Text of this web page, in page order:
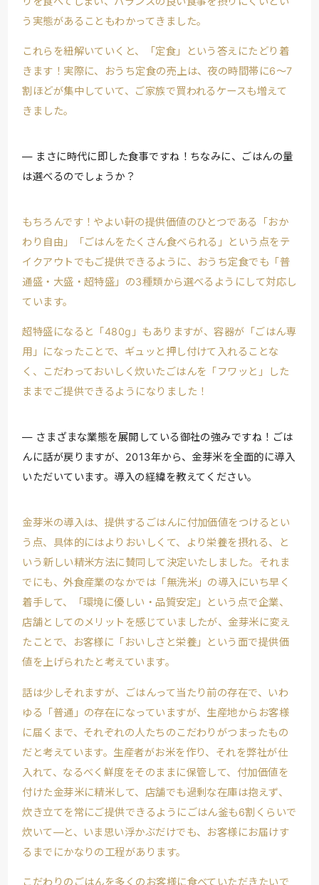
う実態があることもわかってきました。
これらを紐解いていくと、「定食」という答えにたどり着
きます！実際に、おうち定食の売上は、夜の時間帯に6～7
割ほどが集中していて、ご家族で買われるケースも増えて
きました。
まさに時代に即した食事ですね！ちなみに、ごはんの量
は選べるのでしょうか？
もちろんです！やよい軒の提供価値のひとつである「おか
わり自由」「ごはんをたくさん食べられる」という点をテ
イクアウトでもご提供できるように、おうち定食でも「普
通盛・大盛・超特盛」の3種類から選べるようにして対応し
ています。
超特盛になると「480g」もありますが、容器が「ごはん専
用」になったことで、ギュッと押し付けて入れることな
く、こだわっておいしく炊いたごはんを「フワッと」した
ままでご提供できるようになりました！
さまざまな業態を展開している御社の強みですね！ごは
んに話が戻りますが、2013年から、金芽米を全面的に導入
いただいています。導入の経緯を教えてください。
金芽米の導入は、提供するごはんに付加価値をつけるとい
う点、具体的にはよりおいしくて、より栄養を摂れる、と
いう新しい精米方法に賛同して決定いたしました。それま
でにも、外食産業のなかでは「無洗米」の導入にいち早く
着手して、「環境に優しい・品質安定」という点で企業、
店舗としてのメリットを感じていましたが、金芽米に変え
たことで、お客様に「おいしさと栄養」という面で提供価
値を上げられたと考えています。
話は少しそれますが、ごはんって当たり前の存在で、いわ
ゆる「普通」の存在になっていますが、生産地からお客様
に届くまで、それぞれの人たちのこだわりがつまったもの
だと考えています。生産者がお米を作り、それを弊社が仕
入れて、なるべく鮮度をそのままに保管して、付加価値を
付けた金芽米に精米して、店舗でも過剰な在庫は抱えず、
炊き立てを常にご提供できるようにごはん釜も6割くらいで
炊いて―と、いま思い浮かぶだけでも、お客様にお届けす
るまでにかなりの工程があります。
こだわりのごはんを多くのお客様に食べていただきたいで